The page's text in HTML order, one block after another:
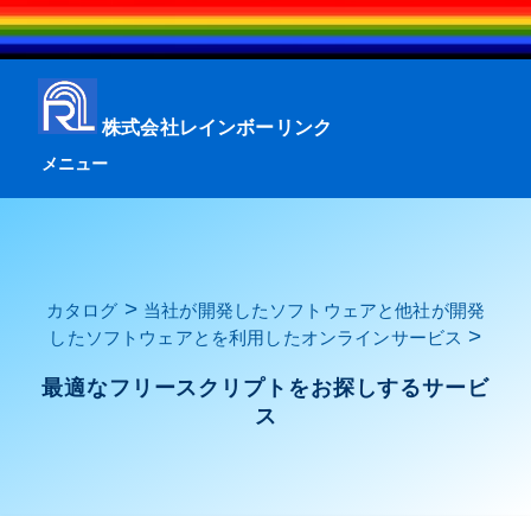
株式会社レインボーリンク
メニュー
カタログ > 当社が開発したソフトウェアと他社が開発
したソフトウェアとを利用したオンラインサービス >
最適なフリースクリプトをお探しするサービ
ス